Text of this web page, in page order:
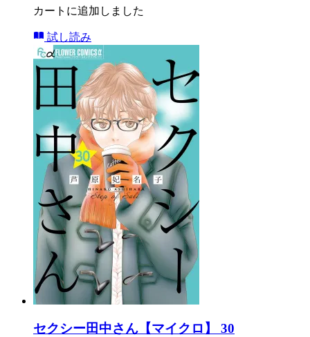
カートに追加しました
試し読み
セクシー田中さん【マイクロ】 30